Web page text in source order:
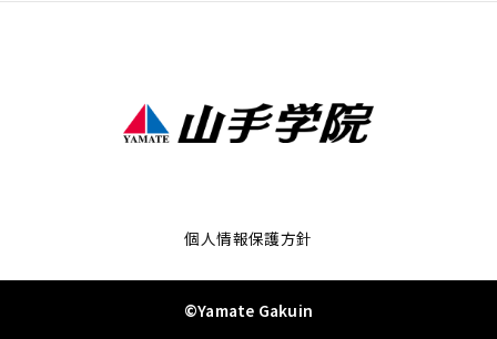
個人情報保護方針
©Yamate Gakuin